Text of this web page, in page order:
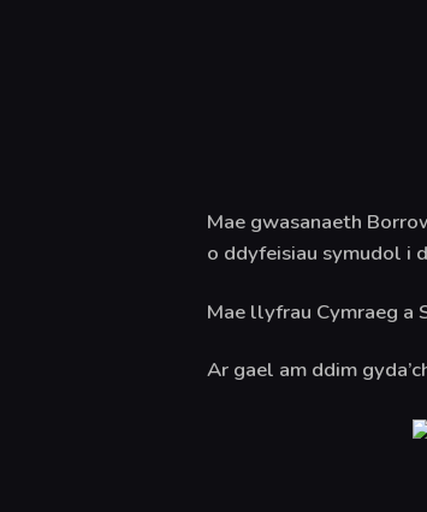
Mae gwasanaeth
o ddyfeisiau symudol i
Mae llyfrau Cymraeg a
Ar gael am ddim